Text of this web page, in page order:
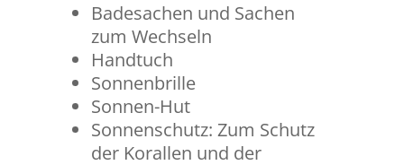
Badesachen und Sachen
zum Wechseln
Handtuch
Sonnenbrille
Sonnen-Hut
Sonnenschutz: Zum Schutz
der Korallen und der